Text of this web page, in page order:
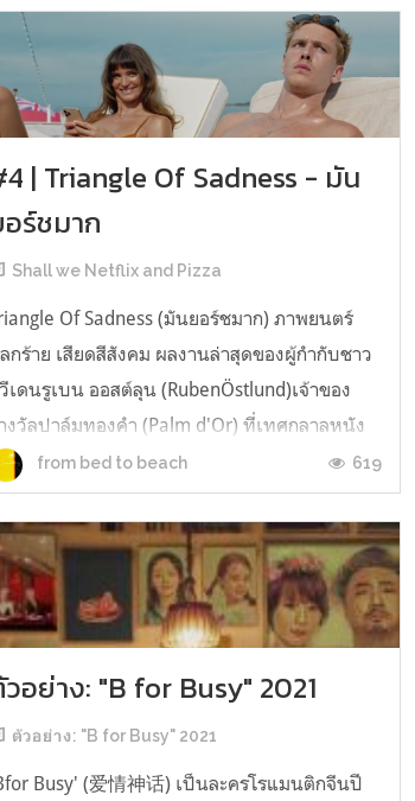
| Triangle Of Sadness - มัน
ร์ชมาก
Shall we Netflix and Pizza
Of Sadness (มันยอร์ชมาก) ภาพยนตร์
กร้าย เสียดสีสังคม ผลงานล่าสุดของผู้กำกับชาว
เดนรูเบน ออสต์ลุน (RubenÖstlund)เจ้าของ
งวัลปาล์มทองคำ (Palm d'Or) ที่เทศกลาลหนัง
องคานส์ (Cannes Film Festival)นอกจากนี้หนัง
รับการปรบมือยาวถึง 8 นาที หลังฉายจบในรอบ
มทัศน์ที่เทศกาลคานส์ เรื่องย่อ เรื...
from bed to beach 619
อย่าง: "B for Busy" 2021
ตัวอย่าง: "B for Busy" 2021
Busy' (爱情神话) เป็นละครโรแมนติกจีนปี